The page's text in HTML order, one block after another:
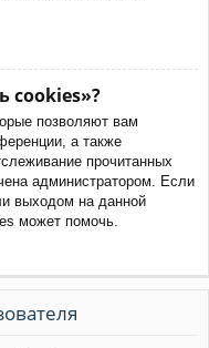
cookies»?
позволяют вам
а также
прочитанных
администратором. Если
выходом на данной
может помочь.